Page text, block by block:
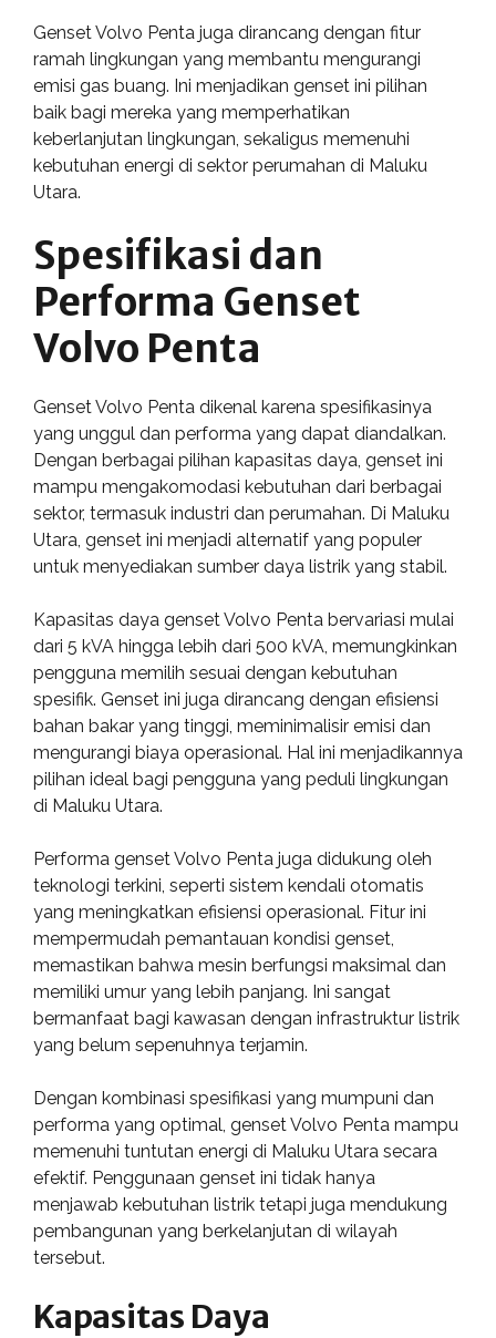
Genset Volvo Penta juga dirancang dengan fitur
ramah lingkungan yang membantu mengurangi
emisi gas buang. Ini menjadikan genset ini pilihan
baik bagi mereka yang memperhatikan
keberlanjutan lingkungan, sekaligus memenuhi
kebutuhan energi di sektor perumahan di Maluku
Utara.
Spesifikasi dan
Performa Genset
Volvo Penta
Genset Volvo Penta dikenal karena spesifikasinya
yang unggul dan performa yang dapat diandalkan.
Dengan berbagai pilihan kapasitas daya, genset ini
mampu mengakomodasi kebutuhan dari berbagai
sektor, termasuk industri dan perumahan. Di Maluku
Utara, genset ini menjadi alternatif yang populer
untuk menyediakan sumber daya listrik yang stabil.
Kapasitas daya genset Volvo Penta bervariasi mulai
dari 5 kVA hingga lebih dari 500 kVA, memungkinkan
pengguna memilih sesuai dengan kebutuhan
spesifik. Genset ini juga dirancang dengan efisiensi
bahan bakar yang tinggi, meminimalisir emisi dan
mengurangi biaya operasional. Hal ini menjadikannya
pilihan ideal bagi pengguna yang peduli lingkungan
di Maluku Utara.
Performa genset Volvo Penta juga didukung oleh
teknologi terkini, seperti sistem kendali otomatis
yang meningkatkan efisiensi operasional. Fitur ini
mempermudah pemantauan kondisi genset,
memastikan bahwa mesin berfungsi maksimal dan
memiliki umur yang lebih panjang. Ini sangat
bermanfaat bagi kawasan dengan infrastruktur listrik
yang belum sepenuhnya terjamin.
Dengan kombinasi spesifikasi yang mumpuni dan
performa yang optimal, genset Volvo Penta mampu
memenuhi tuntutan energi di Maluku Utara secara
efektif. Penggunaan genset ini tidak hanya
menjawab kebutuhan listrik tetapi juga mendukung
pembangunan yang berkelanjutan di wilayah
tersebut.
Kapasitas Daya